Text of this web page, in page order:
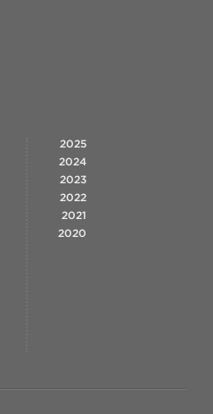
2025
2024
2023
2022
2021
2020